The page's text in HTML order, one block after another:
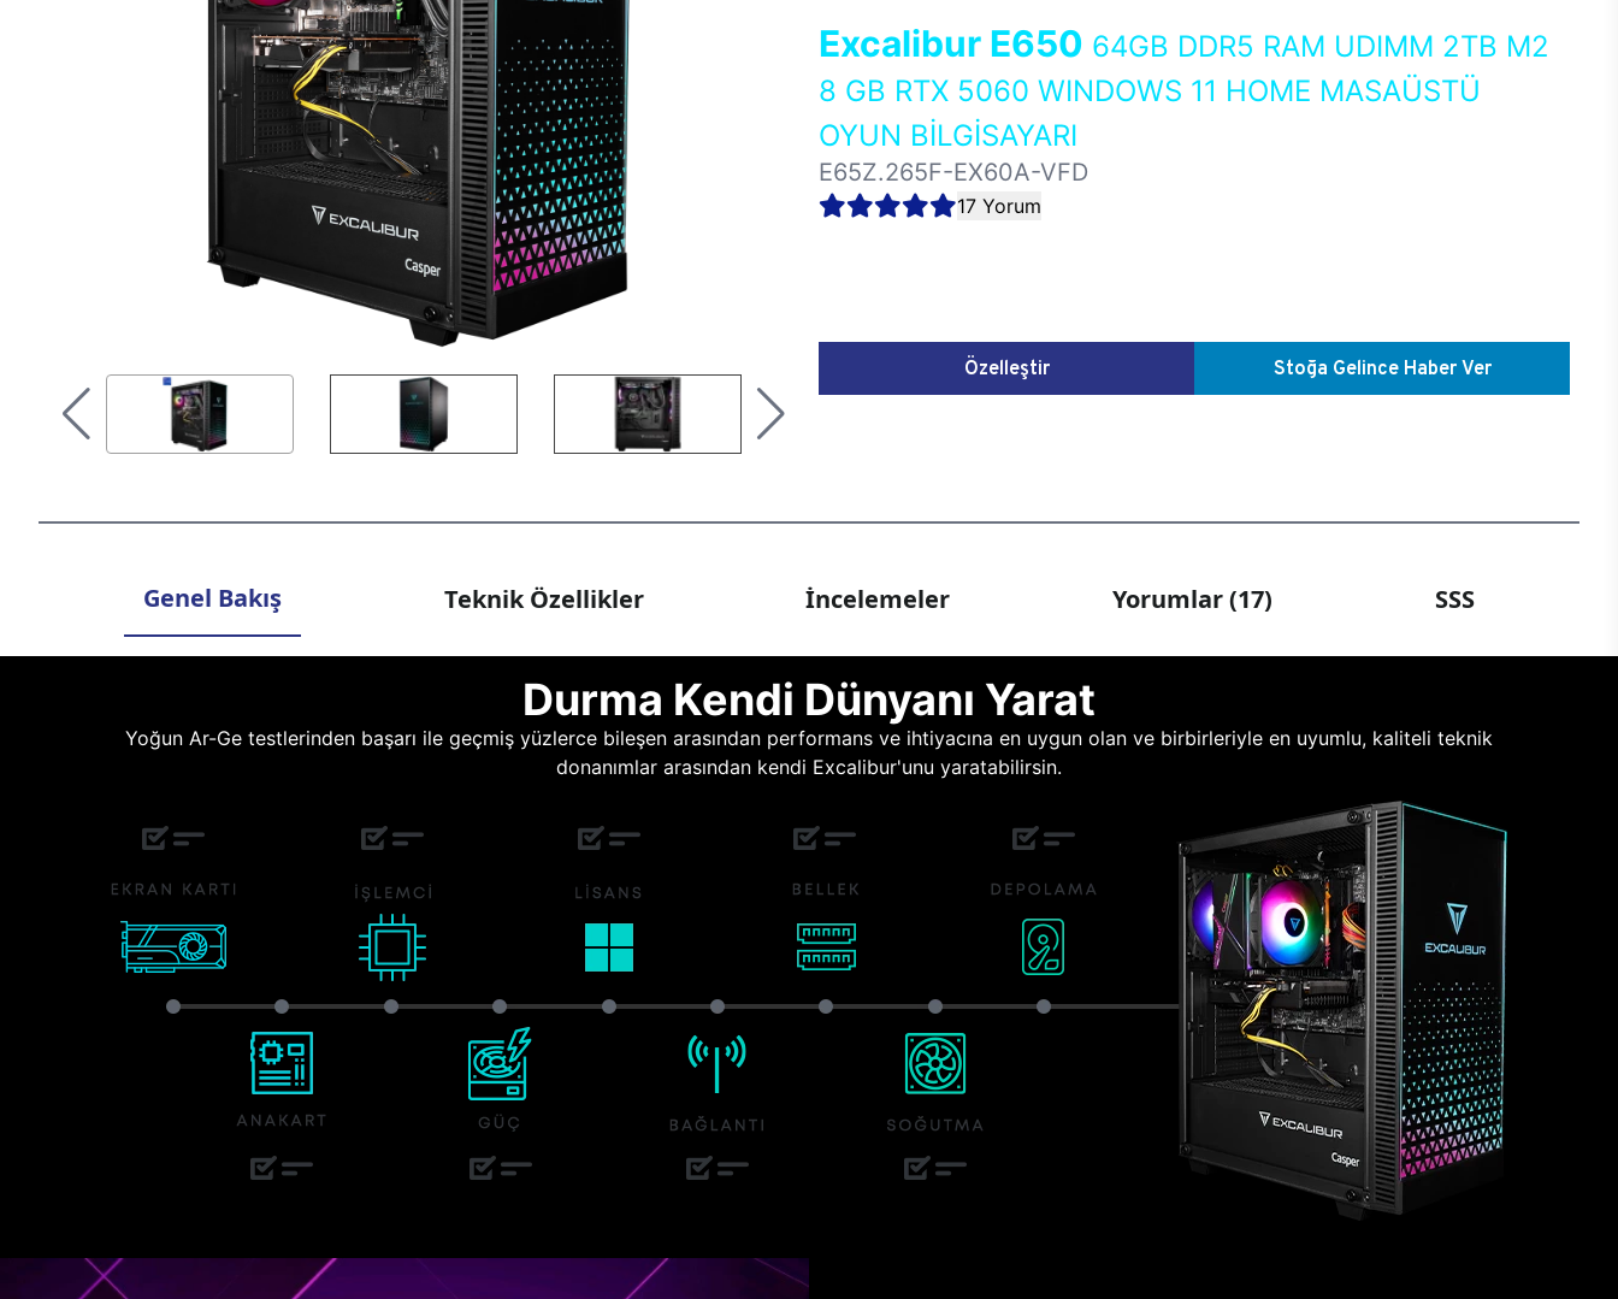
Excalibur E650 64GB DDR5 RAM UDIMM 2TB M2
8 GB RTX 5060 WINDOWS 11 HOME MASAÜSTÜ
OYUN BİLGİSAYARI
E65Z.265F-EX60A-VFD
17 Yorum
Özelleştir Stoğa Gelince Haber Ver
Genel Bakış Teknik Özellikler İncelemeler Yorumlar (17) SSS
Durma Kendi Dünyanı Yarat
Yoğun Ar-Ge testlerinden başarı ile geçmiş yüzlerce bileşen arasından performans ve ihtiyacına en uygun olan ve birbirleriyle en uyumlu, kaliteli teknik
donanımlar arasından kendi Excalibur'unu yaratabilirsin.